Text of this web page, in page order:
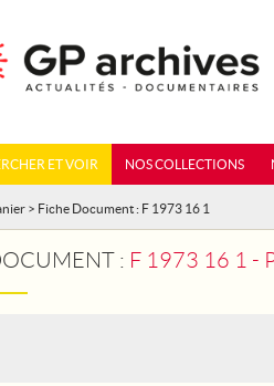
ET VOIR NOS COLLECTIONS
> Fiche Document : F 1973 16 1
: F 1973 16 1 -